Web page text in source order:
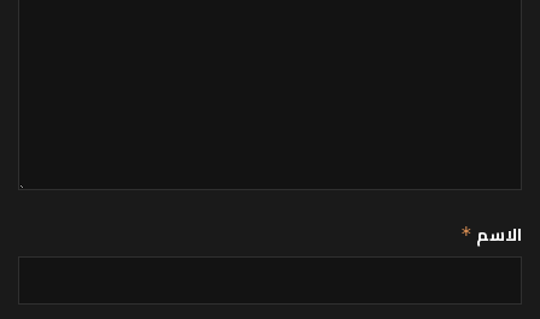
الاسم *